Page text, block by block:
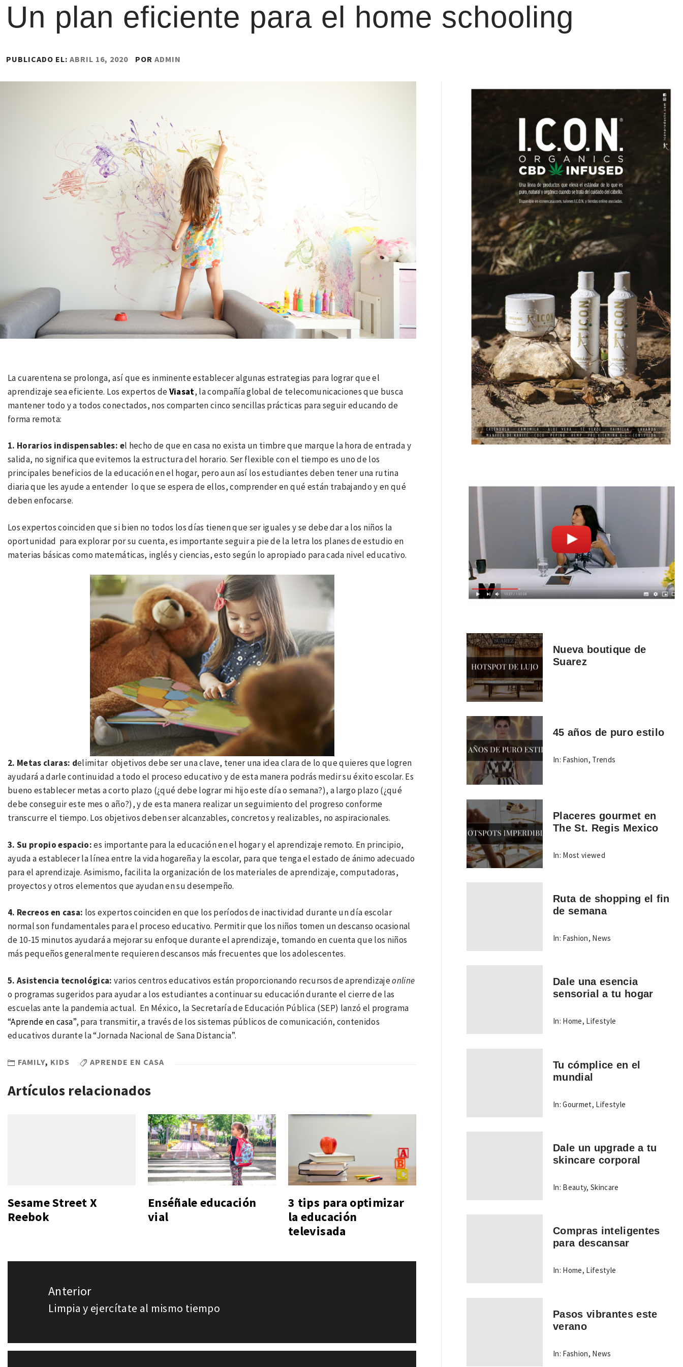
Un plan eficiente para el home schooling
PUBLICADO EL: ABRIL 16, 2020 POR ADMIN
La cuarentena se prolonga, así que es inminente establecer algunas estrategias para lograr que el
aprendizaje sea eficiente. Los expertos deViasat, la compañía global de telecomunicaciones que busca
mantener todo y a todos conectados, nos comparten cinco sencillas prácticas para seguir educando de
forma remota:
1. Horarios indispensables: el hecho de que en casa no exista un timbre que marque la hora de entrada y
salida, no significa que evitemos la estructura del horario. Ser flexible con el tiempo es uno de los
principales beneficios de la educación en el hogar, pero aun así los estudiantes deben tener una rutina
diaria que les ayude a entender lo que se espera de ellos, comprender en qué están trabajando y en qué
deben enfocarse.
Los expertos coinciden que si bien no todos los días tienen que ser iguales y se debe dar a los niños la
oportunidad para explorar por su cuenta, es importante seguir a pie de la letra los planes de estudio en
materias básicas como matemáticas, inglés y ciencias, esto según lo apropiado para cada nivel educativo.
2. Metas claras: delimitar objetivos debe ser una clave, tener una idea clara de lo que quieres que logren
ayudará a darle continuidad a todo el proceso educativo y de esta manera podrás medir su éxito escolar. Es
bueno establecer metas a corto plazo (¿qué debe lograr mi hijo este día o semana?), a largo plazo (¿qué
debe conseguir este mes o año?), y de esta manera realizar un seguimiento del progreso conforme
transcurre el tiempo. Los objetivos deben ser alcanzables, concretos y realizables, no aspiracionales.
3. Su propio espacio:es importante para la educación en el hogar y el aprendizaje remoto. En principio,
ayuda a establecer la línea entre la vida hogareña y la escolar, para que tenga el estado de ánimo adecuado
para el aprendizaje. Asimismo, facilita la organización de los materiales de aprendizaje, computadoras,
proyectos y otros elementos que ayudan en su desempeño.
4. Recreos en casa: los expertos coinciden en que los períodos de inactividad durante un día escolar
normal son fundamentales para el proceso educativo. Permitir que los niños tomen un descanso ocasional
de 10-15 minutos ayudará a mejorar su enfoque durante el aprendizaje, tomando en cuenta que los niños
más pequeños generalmente requieren descansos más frecuentes que los adolescentes.
5. Asistencia tecnológica: varios centros educativos están proporcionando recursos de aprendizajeonline
o programas sugeridos para ayudar a los estudiantes a continuar su educación durante el cierre de las
escuelas ante la pandemia actual. En México, la Secretaría de Educación Pública (SEP) lanzó el programa
“Aprende en casa”, para transmitir, a través de los sistemas públicos de comunicación, contenidos
educativos durante la “Jornada Nacional de Sana Distancia”.
FAMILY, KIDS APRENDE EN CASA
Artículos relacionados
Sesame Street X
Reebok
Enséñale educación
vial
3 tips para optimizar
la educación
televisada
entradas
Anterior
Entrada
Limpia y ejercítate al mismo tiempo
Nueva boutique de
Suarez
45 años de puro estilo
In: Fashion, Trends
Placeres gourmet en
The St. Regis Mexico
In: Most viewed
Ruta de shopping el fin
de semana
In: Fashion, News
Dale una esencia
sensorial a tu hogar
In: Home, Lifestyle
Tu cómplice en el
mundial
In: Gourmet, Lifestyle
Dale un upgrade a tu
skincare corporal
In: Beauty,Skincare
Compras inteligentes
para descansar
In: Home, Lifestyle
Pasos vibrantes este
verano
In: Fashion, News